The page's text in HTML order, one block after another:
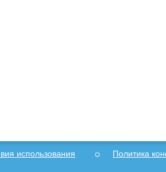
использования Политика